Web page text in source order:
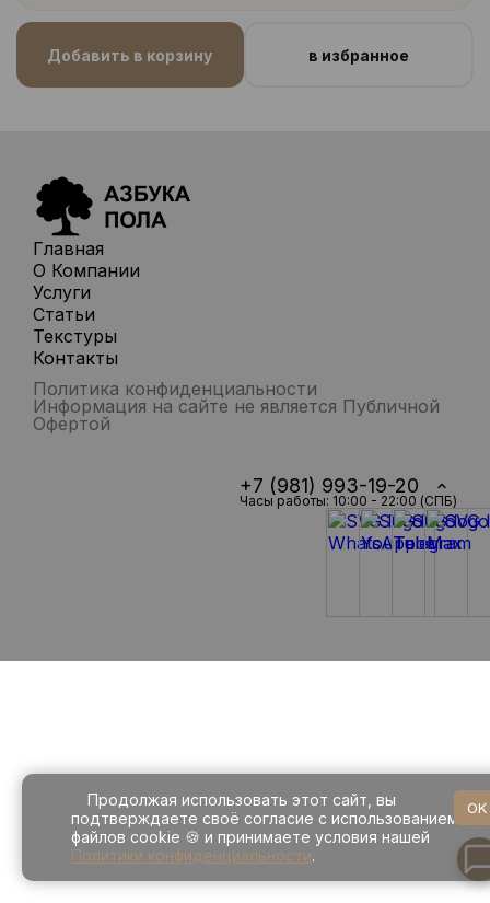
Добавить в корзину в избранное
Главная
О Компании
Услуги
Статьи
Текстуры
Контакты
Политика конфиденциальности
Информация на сайте не является Публичной
Офертой
+7 (981) 993-19-20
Часы работы: 10:00 - 22:00 (СПБ)
Продолжая использовать этот сайт, вы
подтверждаете своё согласие с использованием
файлов cookie 🍪 и принимаете условия нашей
Политики конфиденциальности.
OK